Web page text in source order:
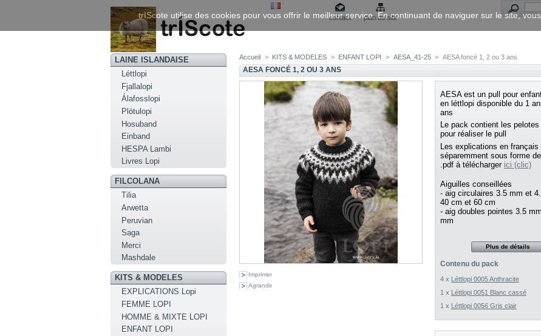
contact
plan du site
LAINE ISLANDAISE
Léttlopi
Fjallalopi
Álafosslopi
Plötulopi
Hosuband
Einband
HESPA Lambi
Livres Lopi
FILCOLANA
Tilia
Arwetta
Peruvian
Saga
Merci
Mashdale
KITS & MODELES
EXPLICATIONS Lopi
FEMME LOPI
HOMME & MIXTE LOPI
ENFANT LOPI
Accueil > KITS & MODELES > ENFANT LOPI > AESA_41-25 > AESA foncé 1, 2 ou 3 ans
AESA FONCÉ 1, 2 OU 3 ANS
Imprimer
Agrandir
AESA est un pull pour
en léttlopi disponible du 1
ans
Le pack contient les
pour réaliser le pull
Les explications en français
séparemment sous forme
.pdf à télécharger ici (clic)
Aiguilles conseillées
- aig circulaires 3.5 mm et
40 cm et 60 cm
- aig doubles pointes 3.5
mm
Plus de détails
Contenu du pack
4 x Léttlopi 0005 Anthracite
1 x Léttlopi 0051 Blanc cassé
1 x Léttlopi 0056 Gris clair
trIScote utilise des cookies pour vous offrir le meilleur service. En continuant de naviguer sur le site,